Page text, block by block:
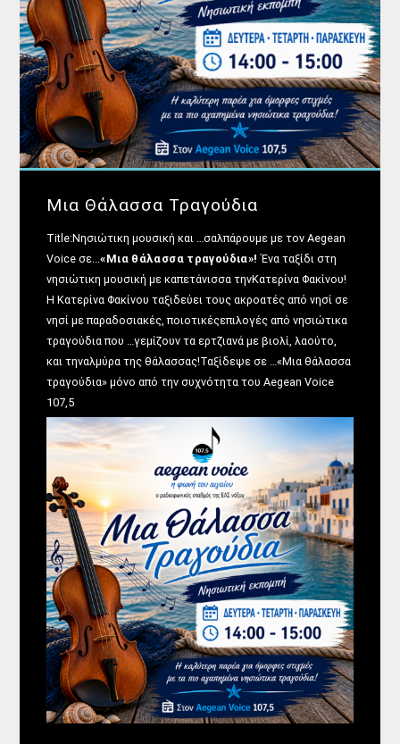
Μια Θάλασσα Τραγούδια
Title:Νησιώτικη μουσική και …σαλπάρουμε με τον Aegean
Voice σε...«Μια θάλασσα τραγούδια»!Ένα ταξίδι στη
νησιώτικη μουσική με καπετάνισσα τηνΚατερίνα Φακίνου!
Η Κατερίνα Φακίνου ταξιδεύει τους ακροατές από νησί σε
νησί με παραδοσιακές, ποιοτικέςεπιλογές από νησιώτικα
τραγούδια που …γεμίζουν τα ερτζιανά με βιολί, λαούτο,
και τηναλμύρα της θάλασσας!Ταξίδεψε σε …«Μια θάλασσα
τραγούδια» μόνο από την συχνότητα του Aegean Voice
107,5